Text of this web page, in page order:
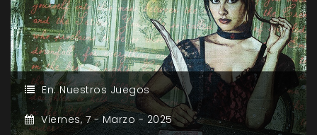
En:Nuestros Juegos
Viernes,7 -Marzo - 2025